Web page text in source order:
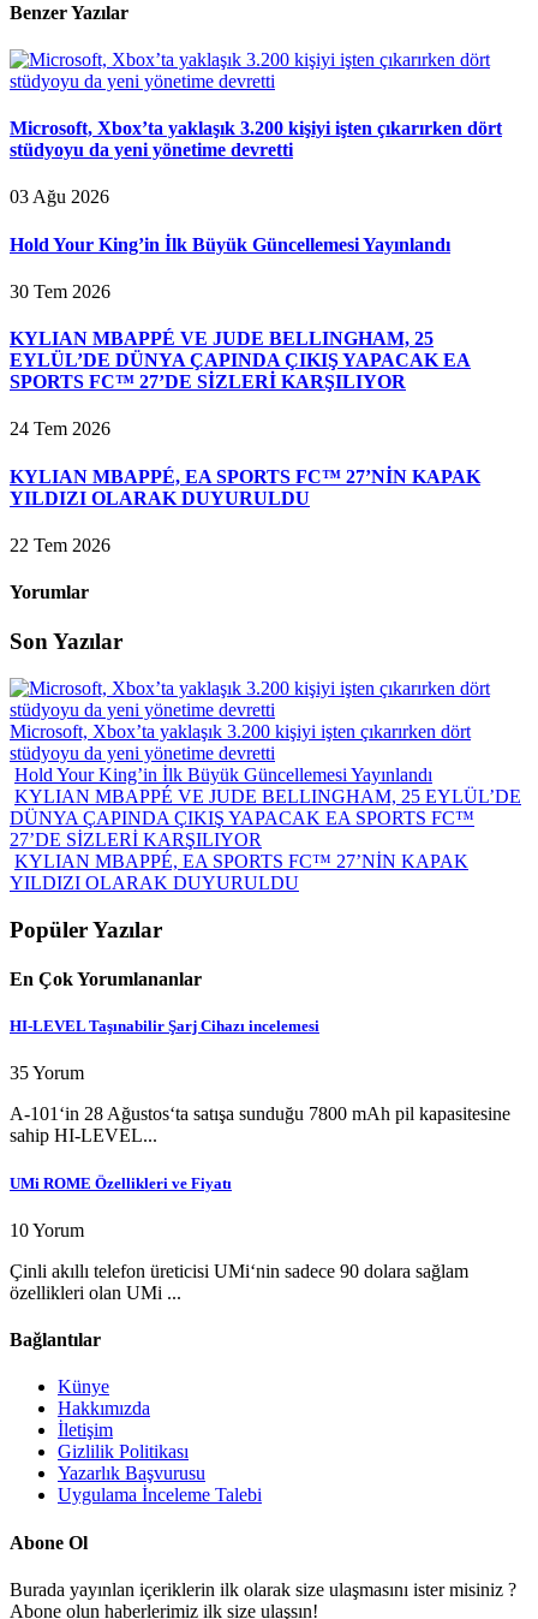
Benzer Yazılar
Microsoft, Xbox’ta yaklaşık 3.200 kişiyi işten çıkarırken dört
stüdyoyu da yeni yönetime devretti
03 Ağu 2026
Hold Your King’in İlk Büyük Güncellemesi Yayınlandı
30 Tem 2026
KYLIAN MBAPPÉ VE JUDE BELLINGHAM, 25
EYLÜL’DE DÜNYA ÇAPINDA ÇIKIŞ YAPACAK EA
SPORTS FC™ 27’DE SİZLERİ KARŞILIYOR
24 Tem 2026
KYLIAN MBAPPÉ, EA SPORTS FC™ 27’NİN KAPAK
YILDIZI OLARAK DUYURULDU
22 Tem 2026
Yorumlar
Son Yazılar
Microsoft, Xbox’ta yaklaşık 3.200 kişiyi işten çıkarırken dört
stüdyoyu da yeni yönetime devretti
Hold Your King’in İlk Büyük Güncellemesi Yayınlandı
KYLIAN MBAPPÉ VE JUDE BELLINGHAM, 25 EYLÜL’DE
DÜNYA ÇAPINDA ÇIKIŞ YAPACAK EA SPORTS FC™
27’DE SİZLERİ KARŞILIYOR
KYLIAN MBAPPÉ, EA SPORTS FC™ 27’NİN KAPAK
YILDIZI OLARAK DUYURULDU
Popüler Yazılar
En Çok Yorumlananlar
HI-LEVEL Taşınabilir Şarj Cihazı incelemesi
35 Yorum
A-101‘in 28 Ağustos‘ta satışa sunduğu 7800 mAh pil kapasitesine
sahip HI-LEVEL...
UMi ROME Özellikleri ve Fiyatı
10 Yorum
Çinli akıllı telefon üreticisi UMi‘nin sadece 90 dolara sağlam
özellikleri olan UMi ...
Bağlantılar
Künye
Hakkımızda
İletişim
Gizlilik Politikası
Yazarlık Başvurusu
Uygulama İnceleme Talebi
Abone Ol
Burada yayınlan içeriklerin ilk olarak size ulaşmasını ister misiniz ?
Abone olun haberlerimiz ilk size ulaşsın!